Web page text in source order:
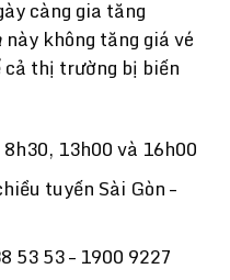
càng gia tăng
này không tăng giá vé
thị trường bị biến
13h00 và 16h00
tuyến Sài Gòn –
53 53 – 1900 9227